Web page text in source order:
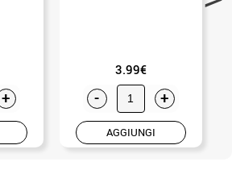
+
3.99€
- +
AGGIUNGI